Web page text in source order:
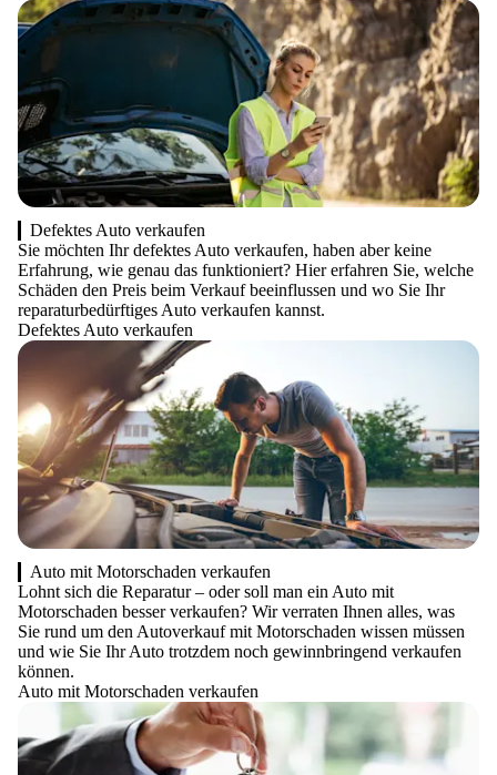
Defektes Auto verkaufen
Sie möchten Ihr defektes Auto verkaufen, haben aber keine
Erfahrung, wie genau das funktioniert? Hier erfahren Sie, welche
Schäden den Preis beim Verkauf beeinflussen und wo Sie Ihr
reparaturbedürftiges Auto verkaufen kannst.
Defektes Auto verkaufen
Auto mit Motorschaden verkaufen
Lohnt sich die Reparatur – oder soll man ein Auto mit
Motorschaden besser verkaufen? Wir verraten Ihnen alles, was
Sie rund um den Autoverkauf mit Motorschaden wissen müssen
und wie Sie Ihr Auto trotzdem noch gewinnbringend verkaufen
können.
Auto mit Motorschaden verkaufen